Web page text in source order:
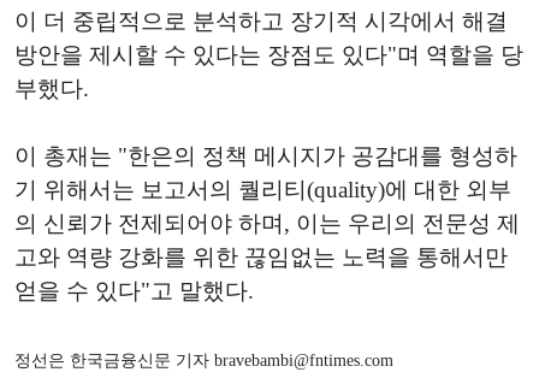
이 더 중립적으로 분석하고 장기적 시각에서 해결
방안을 제시할 수 있다는 장점도 있다"며 역할을 당
부했다.
이 총재는 "한은의 정책 메시지가 공감대를 형성하
기 위해서는 보고서의 퀄리티(quality)에 대한 외부
의 신뢰가 전제되어야 하며, 이는 우리의 전문성 제
고와 역량 강화를 위한 끊임없는 노력을 통해서만
얻을 수 있다"고 말했다.
정선은 한국금융신문 기자 bravebambi@fntimes.com